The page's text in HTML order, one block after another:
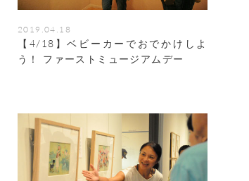
2019.04.18
【4/18】ベビーカーでおでかけしよ
う！ ファーストミュージアムデー